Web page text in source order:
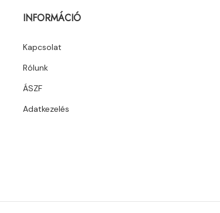
INFORMÁCIÓ
Kapcsolat
Rólunk
ÁSZF
Adatkezelés